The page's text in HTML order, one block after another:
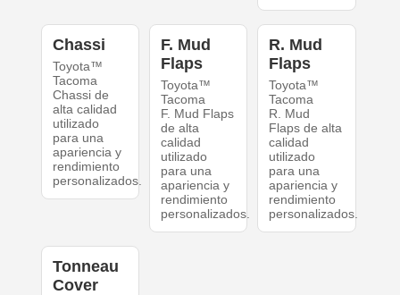
Chassi
Toyota™
Tacoma
Chassi de
alta calidad
utilizado
para una
apariencia y
rendimiento
personalizados.
F. Mud
Flaps
Toyota™
Tacoma
F. Mud Flaps
de alta
calidad
utilizado
para una
apariencia y
rendimiento
personalizados.
R. Mud
Flaps
Toyota™
Tacoma
R. Mud
Flaps de alta
calidad
utilizado
para una
apariencia y
rendimiento
personalizados.
Tonneau
Cover